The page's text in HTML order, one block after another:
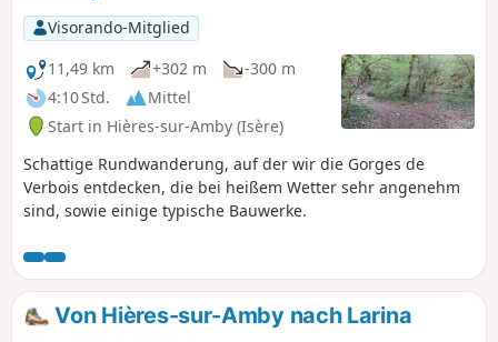
großer Hitze im Sommer vermieden werden. Der erste Teil
zwischen den Punkten (1) und (2) entlang des Baches Ver
kann bei starkem Regen schlammige Passagen aufweisen.
Ein bedeutender Teil der Strecke verläuft auf asphaltierten
Straßen. Die meisten dieser Straßen sind jedoch ehemalige
Verbindungswege mit sehr geringem Verkehrsaufkommen.
Nur die Straße von Chamont erfordert zwischen den
Punkten (4) und (5) besondere Vorsicht.
Visorando-Mitglied
11,49 km
+302 m
-300 m
4:10 Std.
Mittel
Start in Hières-sur-Amby (Isère)
Schattige Rundwanderung, auf der wir die Gorges de
Verbois entdecken, die bei heißem Wetter sehr angenehm
sind, sowie einige typische Bauwerke.
Von Hières-sur-Amby nach Larina